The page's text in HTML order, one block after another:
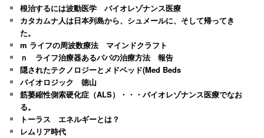
根治するには波動医学 バイオレゾナンス医療
カタカムナ人は日本列島から、シュメールに、そして帰ってき
た。
m ライフの周波数療法 マインドクラフト
ｎ ライフ治療器あるパパの治療方法 報告
隠されたテクノロジーとメドベッド(Med Beds
バイオロジック 徳山
筋萎縮性側索硬化症（ALS）・・・バイオレゾナンス医療でなお
る。
トーラス エネルギーとは？
レムリア時代